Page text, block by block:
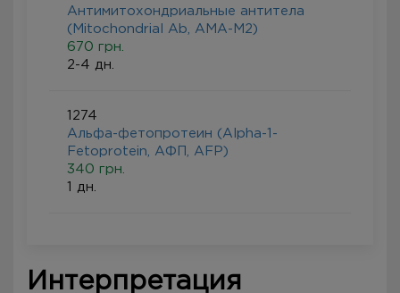
Антимитохондриальные антитела
(Mitochondrial Ab, АMА-M2)
670 грн.
2-4 дн.
1274
Альфа-фетопротеин (Alpha-1-
Fetoprotein, AФП, AFP)
340 грн.
1 дн.
Интерпретация